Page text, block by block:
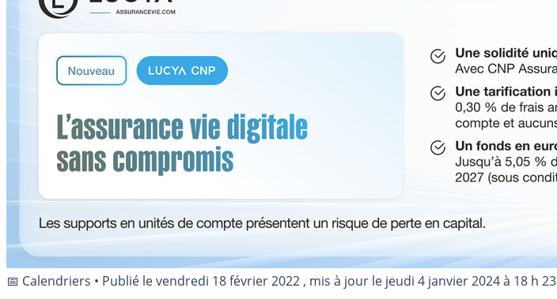
📅 Calendriers • Publié levendredi 18 février 2022 , mis à jour le jeudi 4 janvier 2024 à 18 h 23